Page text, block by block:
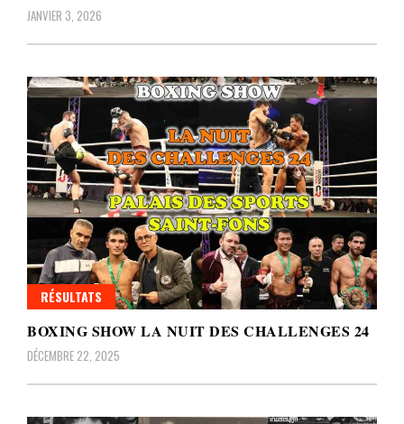
JANVIER 3, 2026
RÉSULTATS
BOXING SHOW LA NUIT DES CHALLENGES 24
DÉCEMBRE 22, 2025